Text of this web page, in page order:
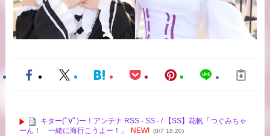
キター(ﾟ∀ﾟ)ー！アンテナ RSS - SS - / 【SS】花帆「つぐみちゃ
ーん！ 一緒に海行こうよー！」
NEW! (8/7 18:20)